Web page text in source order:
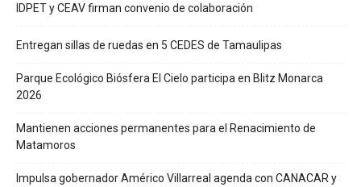
IDPET y CEAV firman convenio de colaboración
Entregan sillas de ruedas en 5 CEDES de Tamaulipas
Parque Ecológico Biósfera El Cielo participa en Blitz Monarca
2026
Mantienen acciones permanentes para el Renacimiento de
Matamoros
Impulsa gobernador Américo Villarreal agenda con CANACAR y